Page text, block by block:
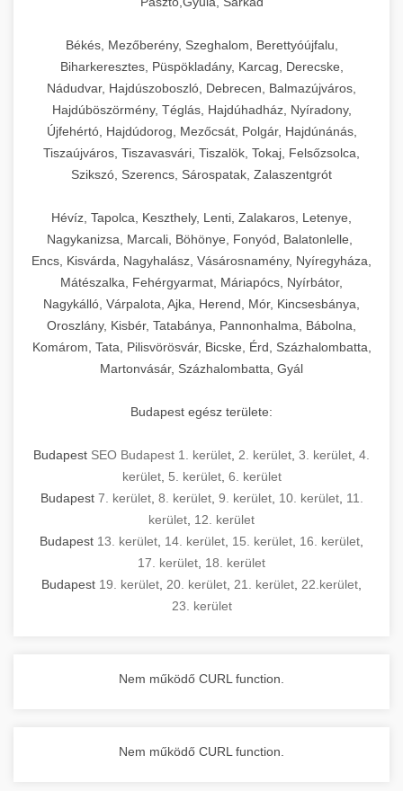
Békés, Mezőberény, Szeghalom, Berettyóújfalu,
Biharkeresztes, Püspökladány, Karcag, Derecske,
Nádudvar, Hajdúszoboszló, Debrecen, Balmazújváros,
Hajdúböszörmény, Téglás, Hajdúhadház, Nyíradony,
Újfehértó, Hajdúdorog, Mezőcsát, Polgár, Hajdúnánás,
Tiszaújváros, Tiszavasvári, Tiszalök, Tokaj, Felsőzsolca,
Szikszó, Szerencs, Sárospatak, Zalaszentgrót
Hévíz, Tapolca, Keszthely, Lenti, Zalakaros, Letenye,
Nagykanizsa, Marcali, Böhönye, Fonyód, Balatonlelle,
Encs, Kisvárda, Nagyhalász, Vásárosnamény, Nyíregyháza,
Mátészalka, Fehérgyarmat, Máriapócs, Nyírbátor,
Nagykálló, Várpalota, Ajka, Herend, Mór, Kincsesbánya,
Oroszlány, Kisbér, Tatabánya, Pannonhalma, Bábolna,
Komárom, Tata, Pilisvörösvár, Bicske, Érd, Százhalombatta,
Martonvásár, Százhalombatta, Gyál
Budapest egész területe:
Budapest SEO Budapest 1. kerület 2. kerület 3. kerület 4.
kerület, 5. kerület, 6. kerület
Budapest 7. kerület, 8. kerület, 9. kerület, 10. kerület, 11.
kerület 12. kerület
Budapest 13. kerület 14. kerület 15. kerület 16. kerület
17. kerület 18. kerület
Budapest 19. kerület 20. kerület 21. kerület 22.kerület
23. kerület
Nem működő CURL function.
Nem működő CURL function.